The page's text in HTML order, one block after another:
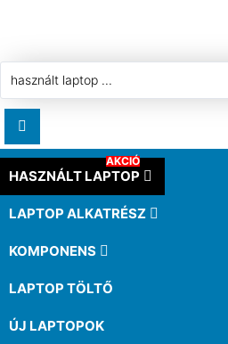
RENDELÉSEK
CÍMEK
FIÓKADATOK
HASZNÁLT LAPTOP
AKCIÓ
LAPTOP ALKATRÉSZ
KOMPONENS
LAPTOP TÖLTŐ
ÚJ LAPTOPOK